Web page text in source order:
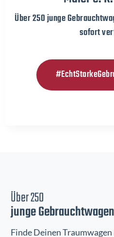
Über 250 junge
sofort
Über 250
junge Gebrauchtwagen
Finde Deinen